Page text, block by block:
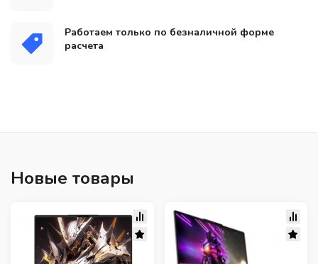
Работаем только по безналичной форме
расчета
Новые товары